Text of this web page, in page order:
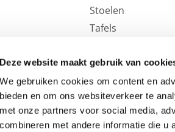
Deze website maakt gebruik van
We gebruiken cookies om content en
bieden en om ons websiteverkeer te
met onze partners voor social media,
combineren met andere informatie die u
Stoelen
Tafels
Vloeren
Outlet